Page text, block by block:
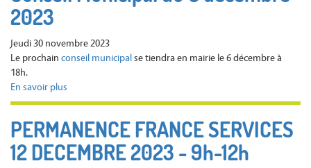
ANNEE
2024
en
vacances
2023
Jeudi 30 novembre 2023
Le prochain conseil municipalse tiendra en mairie le 6 décembre à
18h.
En savoir plus
Conseil
du
6
décembre
PERMANENCE FRANCE SERVICES
12 DECEMBRE 2023 - 9h-12h